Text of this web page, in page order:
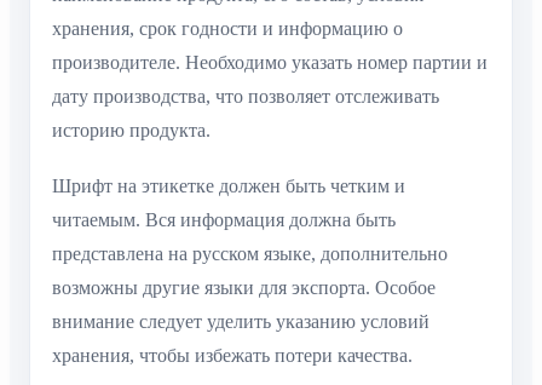
хранения, срок годности и информацию о
производителе. Необходимо указать номер партии и
дату производства, что позволяет отслеживать
историю продукта.
Шрифт на этикетке должен быть четким и
читаемым. Вся информация должна быть
представлена на русском языке, дополнительно
возможны другие языки для экспорта. Особое
внимание следует уделить указанию условий
хранения, чтобы избежать потери качества.